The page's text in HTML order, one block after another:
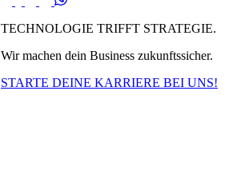
TECHNOLOGIE TRIFFT STRATEGIE.
Wir machen dein Business zukunftssicher.
STARTE DEINE KARRIERE BEI UNS!